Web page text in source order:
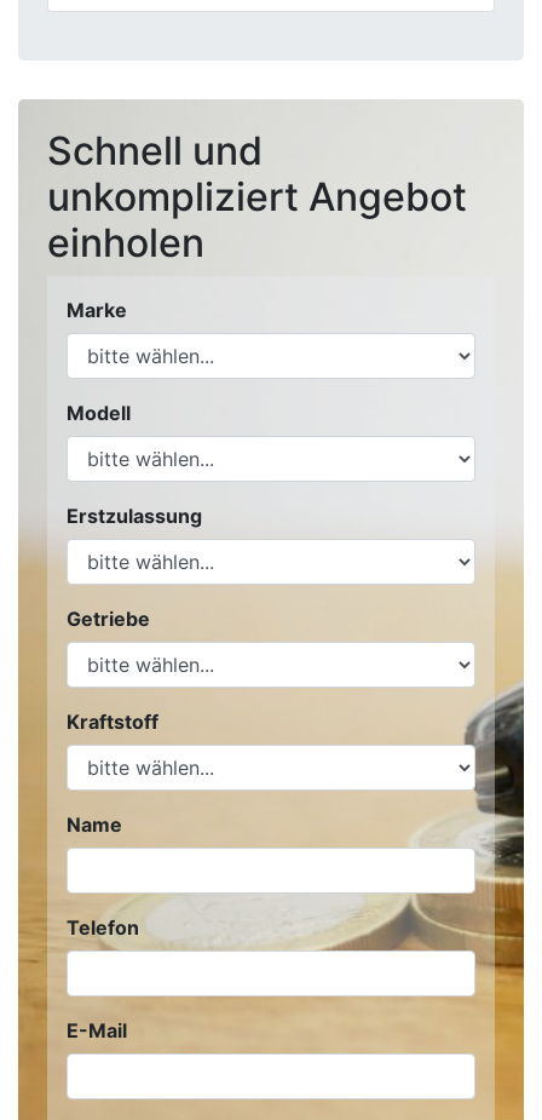
Schnell und
unkompliziert Angebot
einholen
Marke
Modell
Erstzulassung
Getriebe
Kraftstoff
Name
Telefon
E-Mail